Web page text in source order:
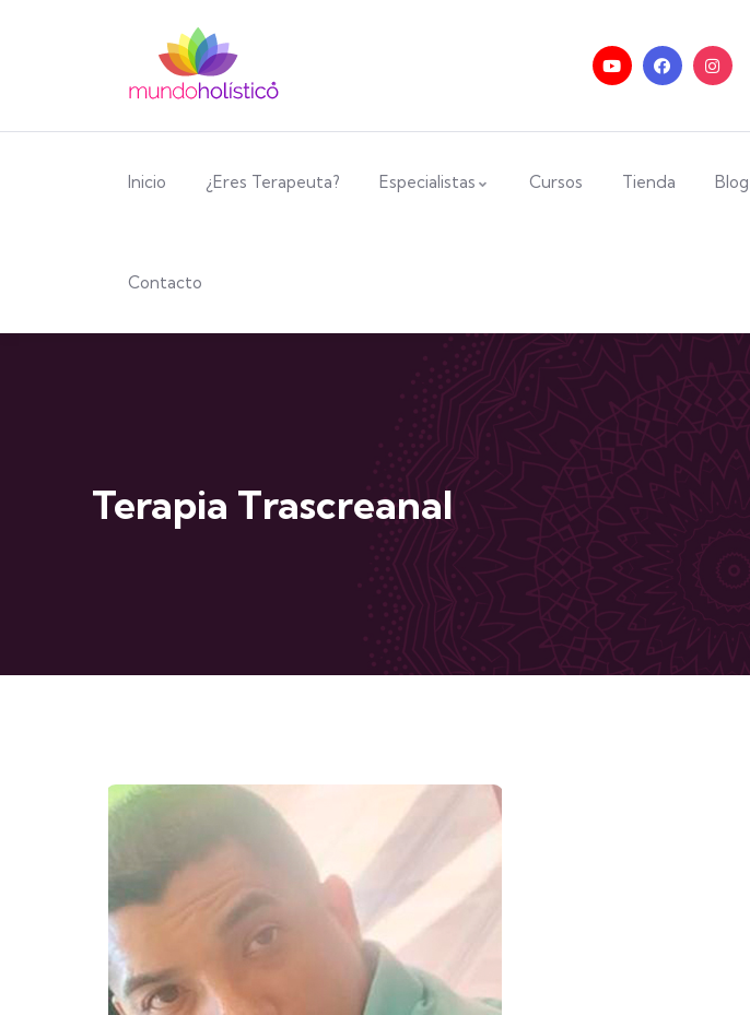
Inicio ¿Eres Terapeuta? Especialistas Cursos Tienda Blog
Contacto
Terapia Trascreanal